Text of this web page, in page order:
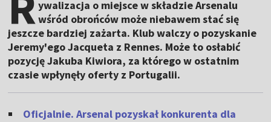
ywalizacja o miejsce w składzie Arsenalu
wśród obrońców może niebawem stać się
jeszcze bardziej zażarta. Klub walczy o pozyskanie
Jeremy'ego Jacqueta z Rennes. Może to osłabić
pozycję Jakuba Kiwiora, za którego w ostatnim
czasie wpłynęły oferty z Portugalii.
Oficjalnie. Arsenal pozyskał konkurenta dla